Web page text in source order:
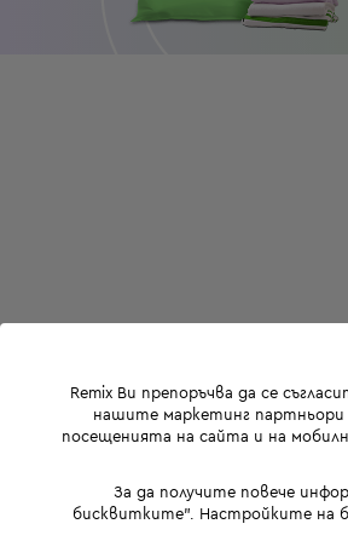
Remix Ви препоръчва да се
нашите маркетинг партньори
посещенията на сайта и на
За да получите повече
бисквитките". Настройките на